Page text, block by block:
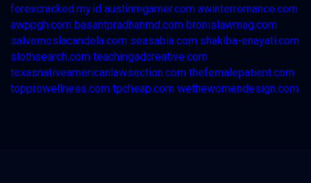
forexcracked.my.id austinmgarner.com awinterromance.com
awppgh.com basantpradhanmd.com bronislawmag.com
salvemoslacandela.com seasabia.com shakiba-enayati.com
slothsearch.com teachingadcreative.com
texasnativeamericanlawsection.com thefemalepatient.com
topprowellness.com tpcheap.com wethewomendesign.com